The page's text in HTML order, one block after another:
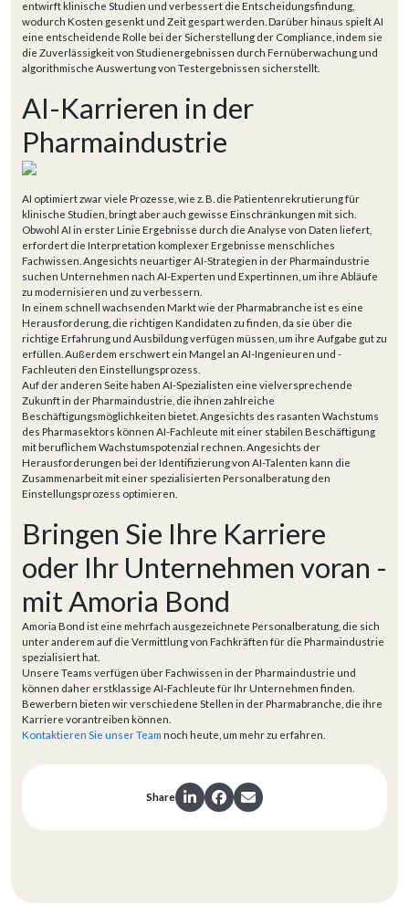
entwirft klinische Studien und verbessert die Entscheidungsfindung,
wodurch Kosten gesenkt und Zeit gespart werden. Darüber hinaus spielt AI
eine entscheidende Rolle bei der Sicherstellung der Compliance, indem sie
die Zuverlässigkeit von Studienergebnissen durch Fernüberwachung und
algorithmische Auswertung von Testergebnissen sicherstellt.
AI-Karrieren in der
Pharmaindustrie
AI optimiert zwar viele Prozesse, wie z. B. die Patientenrekrutierung für
klinische Studien, bringt aber auch gewisse Einschränkungen mit sich.
Obwohl AI in erster Linie Ergebnisse durch die Analyse von Daten liefert,
erfordert die Interpretation komplexer Ergebnisse menschliches
Fachwissen. Angesichts neuartiger AI-Strategien in der Pharmaindustrie
suchen Unternehmen nach AI-Experten und Expertinnen, um ihre Abläufe
zu modernisieren und zu verbessern.
In einem schnell wachsenden Markt wie der Pharmabranche ist es eine
Herausforderung, die richtigen Kandidaten zu finden, da sie über die
richtige Erfahrung und Ausbildung verfügen müssen, um ihre Aufgabe gut zu
erfüllen. Außerdem erschwert ein Mangel an AI-Ingenieuren und -
Fachleuten den Einstellungsprozess.
Auf der anderen Seite haben AI-Spezialisten eine vielversprechende
Zukunft in der Pharmaindustrie, die ihnen zahlreiche
Beschäftigungsmöglichkeiten bietet. Angesichts des rasanten Wachstums
des Pharmasektors können AI-Fachleute mit einer stabilen Beschäftigung
mit beruflichem Wachstumspotenzial rechnen. Angesichts der
Herausforderungen bei der Identifizierung von AI-Talenten kann die
Zusammenarbeit mit einer spezialisierten Personalberatung den
Einstellungsprozess optimieren.
Bringen Sie Ihre Karriere
oder Ihr Unternehmen voran -
mit Amoria Bond
Amoria Bond ist eine mehrfach ausgezeichnete Personalberatung, die sich
unter anderem auf die Vermittlung von Fachkräften für die Pharmaindustrie
spezialisiert hat.
Unsere Teams verfügen über Fachwissen in der Pharmaindustrie und
können daher erstklassige AI-Fachleute für Ihr Unternehmen finden.
Bewerbern bieten wir verschiedene Stellen in der Pharmabranche, die ihre
Karriere vorantreiben können.
Kontaktieren Sie unser Team noch heute, um mehr zu erfahren.
Share